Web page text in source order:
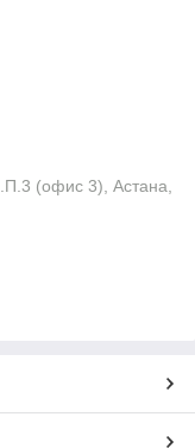
(офис 3), Астана,